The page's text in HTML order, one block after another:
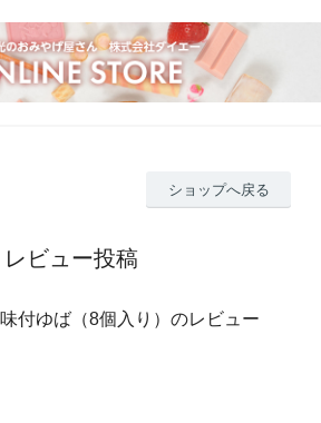
ショップへ戻る
レビュー投稿
味付ゆば（8個入り）のレビュー